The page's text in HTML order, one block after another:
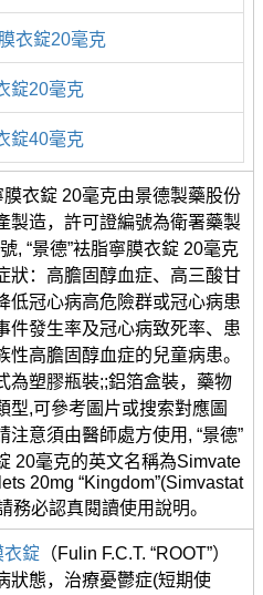
衣錠20毫克
錠20毫克
錠40毫克
膜衣錠 20毫克由景德製藥股份
製造，許可證編號為衛署藥製
, “景德”袪脂寧膜衣錠 20毫克
狀：高膽固醇血症、高三酸甘
低冠心病高危險群或冠心病患
件發生率及冠心病致死率、患
性高膽固醇血症的兒童病患。
為塑膠瓶裝;;鋁箔盒裝，藥物
型,可參考圖片或搜索對應圖
注意須由醫師處方使用, “景德”
20毫克的英文名稱為Simvate
20mg “Kingdom”(Simvastat
務必認真閱讀使用說明。
衣錠 （Fulin F.C.T. “ROOT”）
狀態，治療憂鬱症(短期使